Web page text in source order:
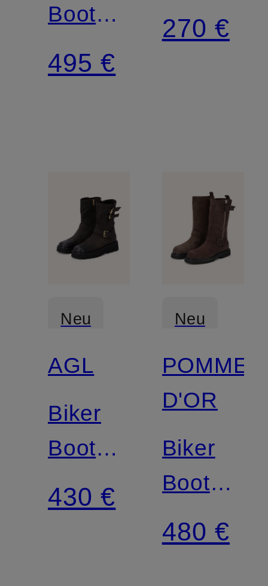
Boots
BETH
495 €
MID
270 €
Neu
AGL
Biker
Boots
LUGGIE
BIKER
430 €
Neu
POMME
D'OR
Biker
Boots
BETH
480 €